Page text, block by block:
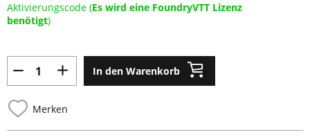
Aktivierungscode (Es wird eine FoundryVTT Lizenz
benötigt)
In den Warenkorb
Merken